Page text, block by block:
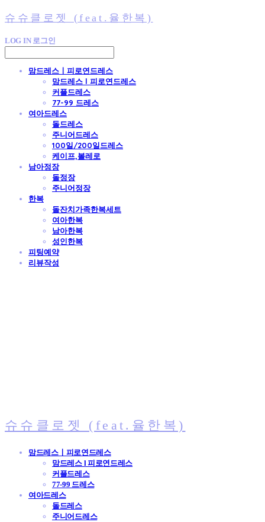
슈슈클로젯 (feat.율한복)
LOG IN 로그인
맘드레스ㅣ피로연드레스
맘드레스 l 피로연드레스
커플드레스
77-99 드레스
여아드레스
돌드레스
주니어드레스
100일/200일드레스
케이프,볼레로
남아정장
돌정장
주니어정장
한복
돌잔치가족한복세트
여아한복
남아한복
성인한복
피팅예약
리뷰작성
슈슈클로젯 (feat.율한복)
맘드레스ㅣ피로연드레스
맘드레스 l 피로연드레스
커플드레스
77-99 드레스
여아드레스
돌드레스
주니어드레스